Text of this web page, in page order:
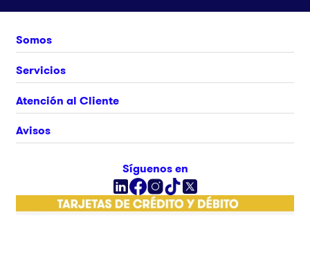
Somos
Nosotros
Únete al equipo
Contacto
Ubica tu tienda
Servicios
Crédito Clikstore
Gift Card
Atención al Cliente
¿Cómo comprar?
Facturación Electrónica
Preguntas Frecuentes
Avisos
Términos y Condiciones
Aviso de privacidad
Síguenos en